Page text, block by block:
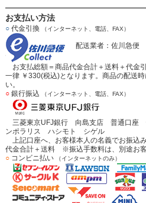
お支払い方法
○代金引換 （インターネット、電話、FAX）
配送業者：佐川急便
お支払総額＝商品代金合計＋送料＋代金
一律 ￥330(税込)となります。商品の配送
い。
○銀行振込 （インターネット、電話、FAX）
三菱東京UFJ銀行 向島支店 普通口座
ンポラリス ハシモト シゲル
上記口座へ、お客様本人の名義でお振込
代金合計＋送料 ※振込手数料は、別途お客
○コンビニ払い （インターネットのみ）